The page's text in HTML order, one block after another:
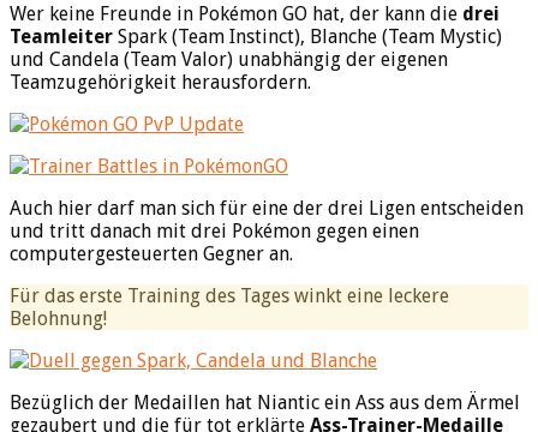
Wer keine Freunde in Pokémon GO hat, der kann die drei
Teamleiter Spark (Team Instinct), Blanche (Team Mystic)
und Candela (Team Valor) unabhängig der eigenen
Teamzugehörigkeit herausfordern.
Auch hier darf man sich für eine der drei Ligen entscheiden
und tritt danach mit drei Pokémon gegen einen
computergesteuerten Gegner an.
Für das erste Training des Tages winkt eine leckere
Belohnung!
Bezüglich der Medaillen hat Niantic ein Ass aus dem Ärmel
gezaubert und die für tot erklärte Ass-Trainer-Medaille